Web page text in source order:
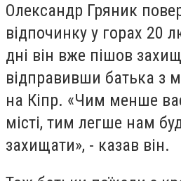
Олександр Гряник
відпочинку у горах 20
дні він вже пішов
відправивши батька з
на Кіпр. «Чим менше
місті, тим легше нам
захищати», - казав він.